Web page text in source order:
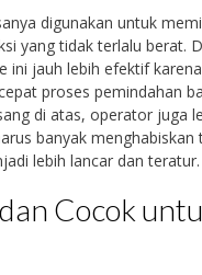
digunakan untuk
yang tidak terlalu berat.
ini jauh lebih efektif
proses pemindahan
di atas, operator juga
banyak
lebih lancar dan teratur.
Cocok